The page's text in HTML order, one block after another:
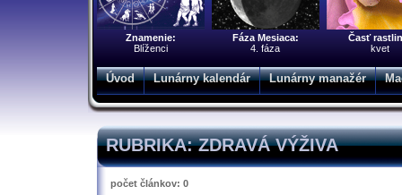
Znamenie:
Blíženci
Fáza Mesiaca:
4. fáza
Časť
kvet
Úvod Lunárny kalendár Lunárny manažér
RUBRIKA: ZDRAVÁ VÝŽIVA
počet článkov: 0